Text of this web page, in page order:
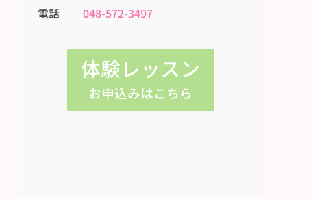
電話
048-572-3497
体験レッスン
お申込みはこちら